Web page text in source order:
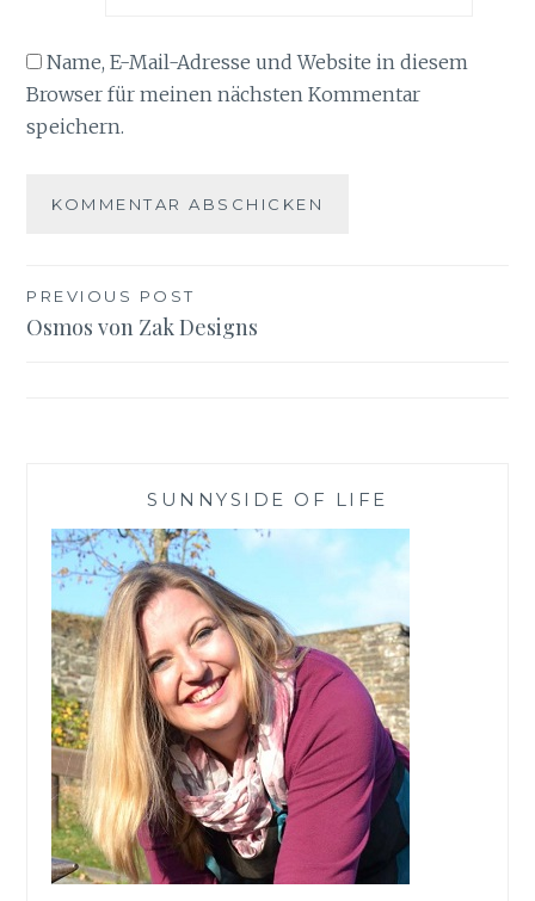
Name, E-Mail-Adresse und Website in diesem
Browser für meinen nächsten Kommentar
speichern.
Beitragsnavigation
PREVIOUS POST
Osmos von Zak Designs
SUNNYSIDE OF LIFE